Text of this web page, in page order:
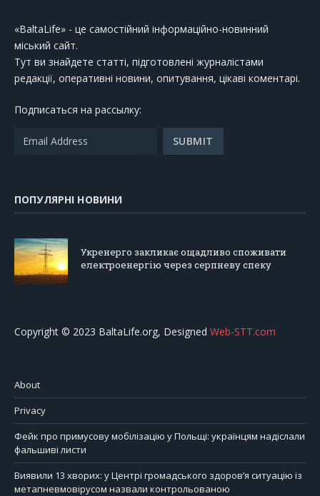
«BaltaLife» - це самостійний інформаційно-новинний
міський сайт.
Тут ви знайдете статті, підготовлені журналістами
редакції, оперативні новини, опитування, цікаві коментарі.
Подписаться на рассылку:
ПОПУЛЯРНІ НОВИНИ
Укренерго закликає ощадливо споживати
електроенергію через серпневу спеку
Copyright © 2023 BaltaLife.org, Designed Web-STT.com
About
Privacy
Фейк про примусову мобілізацію у Польщі: українцям надіслали
фальшиві листи
Виявили 13 хворих: у Центрі громадського здоров’я ситуацію із
метапневмовірусом назвали контрольованою